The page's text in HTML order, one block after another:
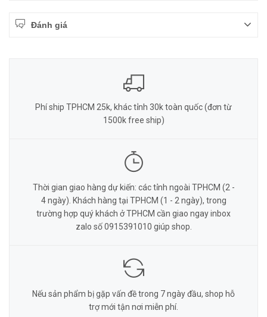
Đánh giá
Phí ship TPHCM 25k, khác tỉnh 30k toàn quốc (đơn từ
1500k free ship)
Thời gian giao hàng dự kiến: các tỉnh ngoài TPHCM (2 -
4 ngày). Khách hàng tại TPHCM (1 - 2 ngày), trong
trường hợp quý khách ở TPHCM cần giao ngay inbox
zalo số 0915391010 giúp shop.
Nếu sản phẩm bị gặp vấn đề trong 7 ngày đầu, shop hỗ
trợ mới tận nơi miễn phí.